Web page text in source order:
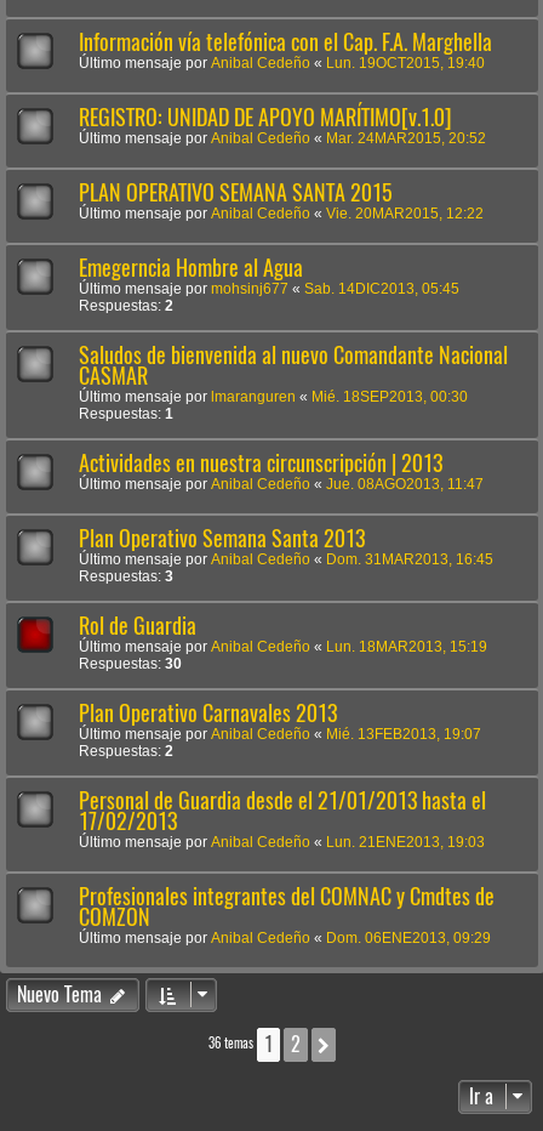
Información vía telefónica con el Cap. F.A. Marghella
Último mensaje por Anibal Cedeño « Lun. 19OCT2015, 19:40
REGISTRO: UNIDAD DE APOYO MARÍTIMO[v.1.0]
Último mensaje por Anibal Cedeño « Mar. 24MAR2015, 20:52
PLAN OPERATIVO SEMANA SANTA 2015
Último mensaje por Anibal Cedeño « Vie. 20MAR2015, 12:22
Emegerncia Hombre al Agua
Último mensaje por mohsinj677 « Sab. 14DIC2013, 05:45
Respuestas: 2
Saludos de bienvenida al nuevo Comandante Nacional
CASMAR
Último mensaje por lmaranguren « Mié. 18SEP2013, 00:30
Respuestas: 1
Actividades en nuestra circunscripción | 2013
Último mensaje por Anibal Cedeño « Jue. 08AGO2013, 11:47
Plan Operativo Semana Santa 2013
Último mensaje por Anibal Cedeño « Dom. 31MAR2013, 16:45
Respuestas: 3
Rol de Guardia
Último mensaje por Anibal Cedeño «
Lun. 18MAR2013, 15:19
Respuestas: 30
Plan Operativo Carnavales 2013
Último mensaje por Anibal Cedeño « Mié. 13FEB2013, 19:07
Respuestas: 2
Personal de Guardia desde el 21/01/2013 hasta el
17/02/2013
Último mensaje por Anibal Cedeño « Lun. 21ENE2013, 19:03
Profesionales integrantes del COMNAC y Cmdtes de
COMZON
Último mensaje por Anibal Cedeño « Dom. 06ENE2013, 09:29
Nuevo Tema
36 temas 1 2
Ir a